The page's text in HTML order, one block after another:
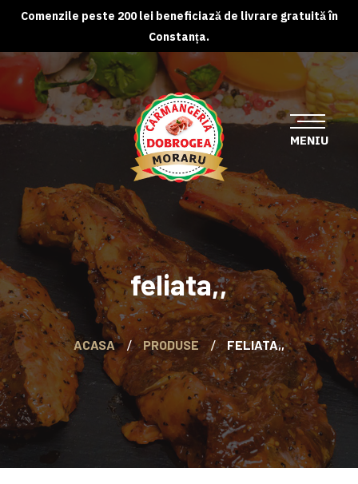
Comenzile peste 200 lei beneficiază de livrare gratuită în
Constanța.
feliata,,
ACASA PRODUSE FELIATA,,